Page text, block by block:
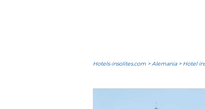
Hotels-insolites.com >Alemania> Hotel